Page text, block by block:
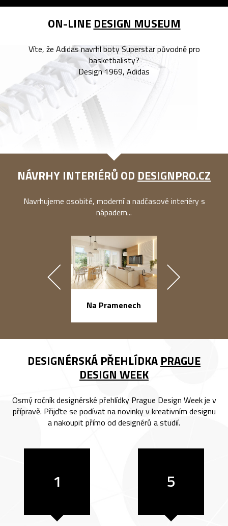
ON-LINE DESIGN MUSEUM
Víte, že Adidas navrhl boty Superstar původně pro
basketbalisty?
Design 1969, Adidas
NÁVRHY INTERIÉRŮ OD DESIGNPRO.CZ
Navrhujeme osobité, moderní a nadčasové interiéry s
nápadem...
Na Pramenech
DESIGNÉRSKÁ PŘEHLÍDKA PRAGUE
DESIGN WEEK
Osmý ročník designérské přehlídky Prague Design Week je v
přípravě. Přijďte se podívat na novinky v kreativním designu
a nakoupit přímo od designérů a studií.
1 5